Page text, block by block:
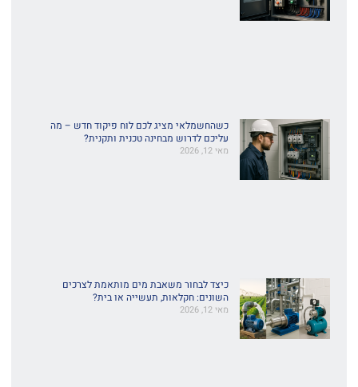
כשהחשמלאי מציג לכם לוח פיקוד חדש – מה
עליכם לדרוש מבחינה טכנית ותקנית?
מאי 12, 2026
כיצד לבחור משאבת מים מותאמת לצרכים
השונים: חקלאות, תעשייה או בית?
מאי 12, 2026